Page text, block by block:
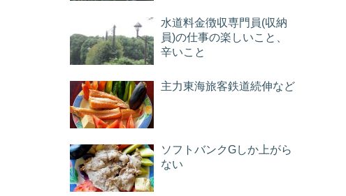
水道料金徴収専門員(収納
員)の仕事の楽しいこと、
辛いこと
主力東海旅客鉄道続伸など
ソフトバンクGしか上がら
ない